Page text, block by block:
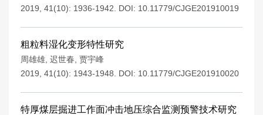
2019, 41(10): 1936-1942.
DOI: 10.11779/CJGE201910019
粗粒料湿化变形特性研究
周雄雄 迟世春 贾宇峰
2019, 41(10): 1943-1948.
DOI: 10.11779/CJGE201910020
特厚煤层掘进工作面冲击地压综合监测预警技术研究